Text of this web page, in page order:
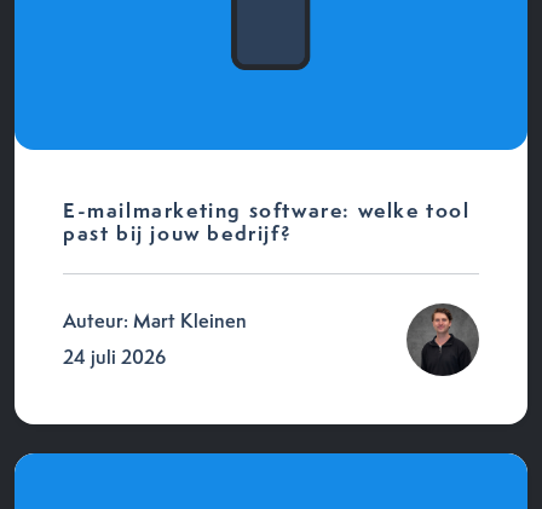
E-mailmarketing software: welke tool
past bij jouw bedrijf?
Auteur: Mart Kleinen
24 juli 2026